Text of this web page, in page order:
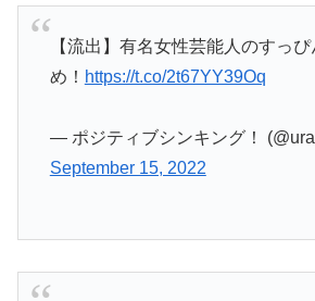
【流出】有名女性芸能人のすっ
め！ https://t.co/2t67YY39Oq
— ポジティブシンキング！
September 15, 2022